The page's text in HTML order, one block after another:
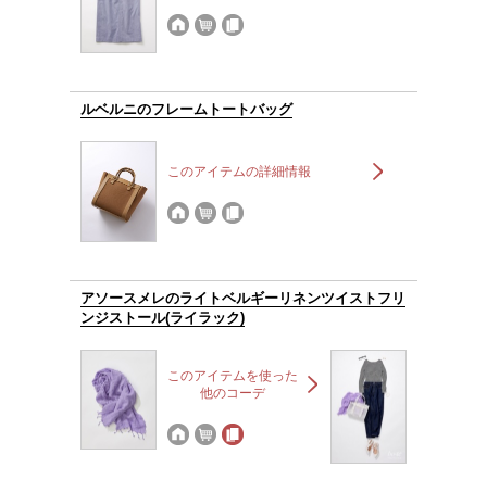
ルベルニのフレームトートバッグ
このアイテムの詳細情報
アソースメレのライトベルギーリネンツイストフリ
ンジストール(ライラック)
このアイテムを使った
他のコーデ